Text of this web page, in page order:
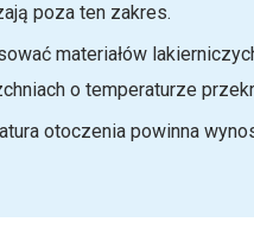
poza ten zakres.
materiałów
o temperaturze
otoczenia powinna